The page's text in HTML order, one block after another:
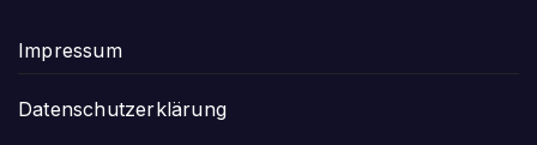
Impressum
Datenschutzerklärung